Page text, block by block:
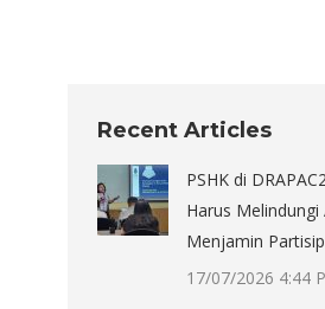
Recent Articles
PSHK di
Harus Melindungi
Menjamin
17/07/2026 4:44